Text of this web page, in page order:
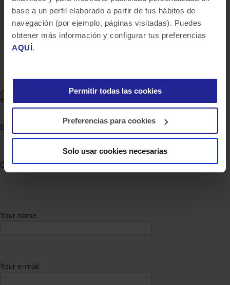
base a un perfil elaborado a partir de tus hábitos de
navegación (por ejemplo, páginas visitadas). Puedes
obtener más información y configurar tus preferencias
AQUÍ.
Permitir todas las cookies
Preferencias para cookies
Solo usar cookies necesarias
¿Quieres saber más de lo que ofrecemos y ver otros casos de
éxito?
DESCUBRE BLUETAB
Queremos Conocerte
Your name
Your e-mail